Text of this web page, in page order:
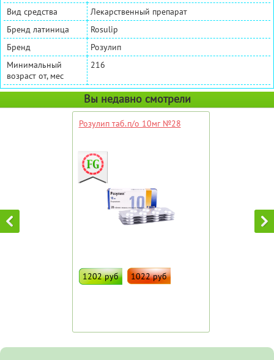
Вид средства
Лекарственный препарат
Бренд латиница
Rosulip
Бренд
Розулип
Минимальный
возраст от, мес
216
Вы недавно смотрели
Розулип таб.п/о 10мг №28
1202 руб 1022 руб